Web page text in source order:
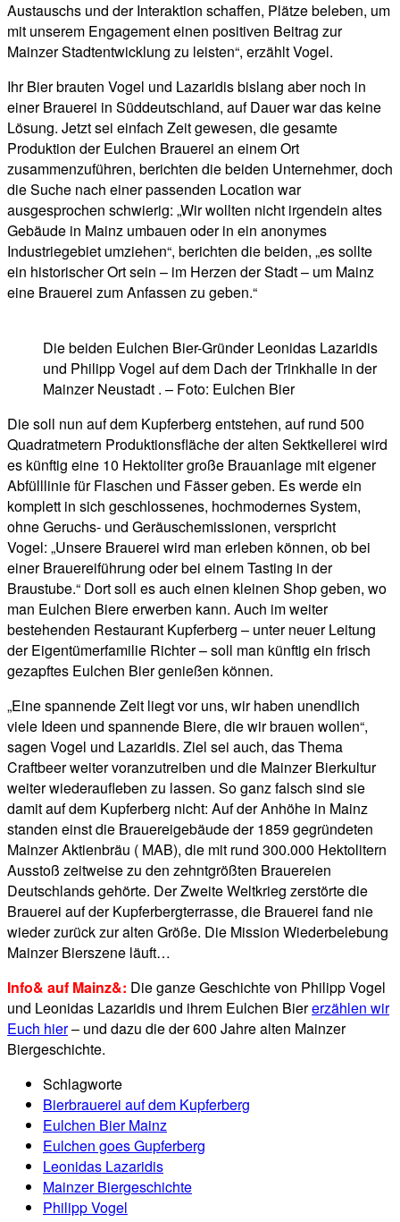
Austauschs und der Interaktion schaffen, Plätze beleben, um
mit unserem Engagement einen positiven Beitrag zur
Mainzer Stadtentwicklung zu leisten“, erzählt Vogel.
Ihr Bier brauten Vogel und Lazaridis bislang aber noch in
einer Brauerei in Süddeutschland, auf Dauer war das keine
Lösung. Jetzt sei einfach Zeit gewesen, die gesamte
Produktion der Eulchen Brauerei an einem Ort
zusammenzuführen, berichten die beiden Unternehmer, doch
die Suche nach einer passenden Location war
ausgesprochen schwierig: „Wir wollten nicht irgendein altes
Gebäude in Mainz umbauen oder in ein anonymes
Industriegebiet umziehen“, berichten die beiden, „es sollte
ein historischer Ort sein – im Herzen der Stadt – um Mainz
eine Brauerei zum Anfassen zu geben.“
Die beiden Eulchen Bier-Gründer Leonidas Lazaridis
und Philipp Vogel auf dem Dach der Trinkhalle in der
Mainzer Neustadt . – Foto: Eulchen Bier
Die soll nun auf dem Kupferberg entstehen, auf rund 500
Quadratmetern Produktionsfläche der alten Sektkellerei wird
es künftig eine 10 Hektoliter große Brauanlage mit eigener
Abfülllinie für Flaschen und Fässer geben. Es werde ein
komplett in sich geschlossenes, hochmodernes System,
ohne Geruchs- und Geräuschemissionen, verspricht
Vogel: „Unsere Brauerei wird man erleben können, ob bei
einer Brauereiführung oder bei einem Tasting in der
Braustube.“ Dort soll es auch einen kleinen Shop geben, wo
man Eulchen Biere erwerben kann. Auch im weiter
bestehenden Restaurant Kupferberg – unter neuer Leitung
der Eigentümerfamilie Richter – soll man künftig ein frisch
gezapftes Eulchen Bier genießen können.
„Eine spannende Zeit liegt vor uns, wir haben unendlich
viele Ideen und spannende Biere, die wir brauen wollen“,
sagen Vogel und Lazaridis. Ziel sei auch, das Thema
Craftbeer weiter voranzutreiben und die Mainzer Bierkultur
weiter wiederaufleben zu lassen. So ganz falsch sind sie
damit auf dem Kupferberg nicht: Auf der Anhöhe in Mainz
standen einst die Brauereigebäude der 1859 gegründeten
Mainzer Aktienbräu ( MAB), die mit rund 300.000 Hektolitern
Ausstoß zeitweise zu den zehntgrößten Brauereien
Deutschlands gehörte. Der Zweite Weltkrieg zerstörte die
Brauerei auf der Kupferbergterrasse, die Brauerei fand nie
wieder zurück zur alten Größe. Die Mission Wiederbelebung
Mainzer Bierszene läuft…
Info& auf Mainz&: Die ganze Geschichte von Philipp Vogel
und Leonidas Lazaridis und ihrem Eulchen Biererzählen wir
Euch hier– und dazu die der 600 Jahre alten Mainzer
Biergeschichte.
Schlagworte
Bierbrauerei auf dem Kupferberg
Eulchen Bier Mainz
Eulchen goes Gupferberg
Leonidas Lazaridis
Mainzer Biergeschichte
Philipp Vogel